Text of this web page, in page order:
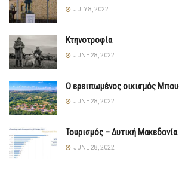
JULY 8, 2022
Κτηνοτροφία
JUNE 28, 2022
Ο ερειπωμένος οικισμός
JUNE 28, 2022
Τουρισμός – Δυτική Μακεδονία
JUNE 28, 2022